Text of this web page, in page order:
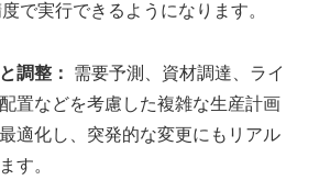
で実行できるようになります。
調整：
需要予測、資材調達、ライ
置などを考慮した複雑な生産計画
適化し、突発的な変更にもリアル
す。